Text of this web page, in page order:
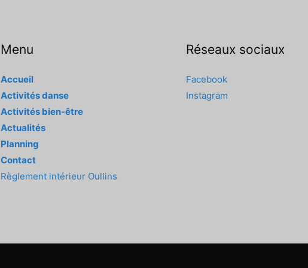
Menu
Accueil
Activités danse
Activités bien-être
Actualités
Planning
Contact
Règlement intérieur Oullins
Réseaux sociaux
Facebook
Instagram